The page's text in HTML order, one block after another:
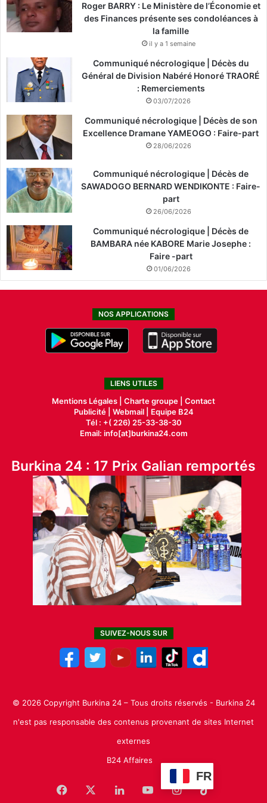
Roger BARRY : Le Ministère de l’Économie et
des Finances présente ses condoléances à
la famille
il y a 1 semaine
Communiqué nécrologique | Décès du
Général de Division Nabéré Honoré TRAORÉ
: Remerciements
03/07/2026
Communiqué nécrologique | Décès de son
Excellence Dramane YAMEOGO : Faire-part
28/06/2026
Communiqué nécrologique | Décès de
SAWADOGO BERNARD WENDIKONTE : Faire-
part
26/06/2026
Communiqué nécrologique | Décès de
BAMBARA née KABORE Marie Josephe :
Faire -part
01/06/2026
NOS APPLICATIONS
LIENS UTILES
Mentions Légales | Charte groupe | Contact
Publicité| Webmail |
Equipe B24
Tél : +( 226) 25-33-38-30
Email: info[at]burkina24.com
Burkina 24 : 17 Prix Galian remportés
SUIVEZ-NOUS SUR
© 2026 Copyright Burkina 24 – Tous droits réservés - Burkina 24
n'est pas responsable des contenus provenant de sites Internet
externes
B24 Affaires
FR
Facebook LinkedinYouTubeInstagram
TikTok